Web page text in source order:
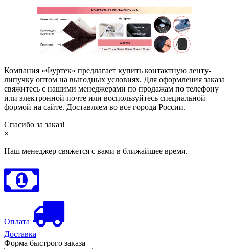
Компания «Фуртек» предлагает купить контактную ленту-
липучку оптом на выгодных условиях. Для оформления заказа
свяжитесь с нашими менеджерами по продажам по телефону
или электронной почте или воспользуйтесь специальной
формой на сайте. Доставляем во все города России.
Спасибо за заказ!
×
Наш менеджер свяжется с вами в ближайшее время.
Оплата
Доставка
Форма быстрого заказа